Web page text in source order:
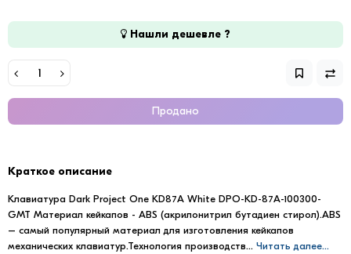
Нашли дешевле ?
Продано
Краткое описание
Клавиатура Dark Project One KD87A White DPO-KD-87A-100300-
GMT Материал кейкапов - ABS (акрилонитрил бутадиен стирол).ABS
– самый популярный материал для изготовления кейкапов
механических клавиатур.Технология производств... Читать далее...